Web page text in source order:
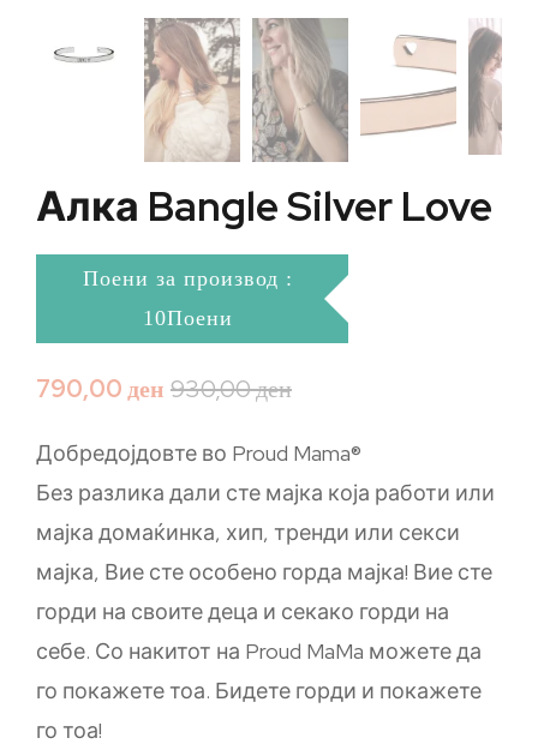
Алка Bangle Silver Love
Поени за производ :
10Поени
930,00ден
790,00ден
Добредојдовте во Proud Mama®
Без разлика дали сте мајка која работи или
мајка домаќинка, хип, тренди или секси
мајка, Вие сте особено горда мајка! Вие сте
горди на своите деца и секако горди на
себе. Со накитот на Proud MaMa можете да
го покажете тоа. Бидете горди и покажете
го тоа!